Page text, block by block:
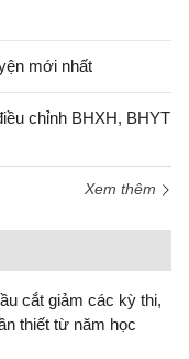
mới nhất
chỉnh BHXH, BHYT
Xem thêm
cắt giảm các kỳ thi,
thiết từ năm học